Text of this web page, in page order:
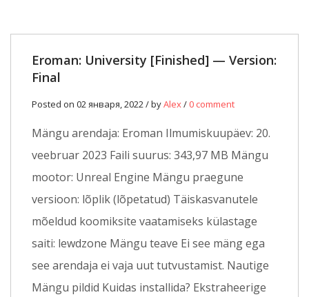
Eroman: University [Finished] — Version:
Final
Posted on 02 января, 2022 / byAlex/ 0 comment
Mängu arendaja: Eroman Ilmumiskuupäev: 20.
veebruar 2023 Faili suurus: 343,97 MB Mängu
mootor: Unreal Engine Mängu praegune
versioon: lõplik (lõpetatud) Täiskasvanutele
mõeldud koomiksite vaatamiseks külastage
saiti: lewdzone Mängu teave Ei see mäng ega
see arendaja ei vaja uut tutvustamist. Nautige
Mängu pildid Kuidas installida? Ekstraheerige